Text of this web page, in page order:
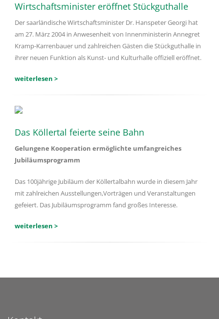
Wirtschaftsminister eröffnet Stückguthalle
Der saarländische Wirtschaftsminister Dr. Hanspeter Georgi hat
am 27. März 2004 in Anwesenheit von Innenministerin Annegret
Kramp-Karrenbauer und zahlreichen Gästen die Stückguthalle in
ihrer neuen Funktion als Kunst- und Kulturhalle offiziell eröffnet.
weiterlesen >
Das Köllertal feierte seine Bahn
Gelungene Kooperation ermöglichte umfangreiches
Jubiläumsprogramm
Das 100jährige Jubiläum der Köllertalbahn wurde in diesem Jahr
mit zahlreichen Ausstellungen,Vorträgen und Veranstaltungen
gefeiert. Das Jubiläumsprogramm fand großes Interesse.
weiterlesen >